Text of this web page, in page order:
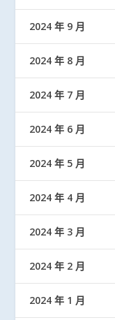
2024 年 9 月
2024 年 8 月
2024 年 7 月
2024 年 6 月
2024 年 5 月
2024 年 4 月
2024 年 3 月
2024 年 2 月
2024 年 1 月